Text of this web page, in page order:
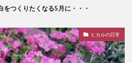
をつくりたくなる5月に・・・
ヒカルの日常